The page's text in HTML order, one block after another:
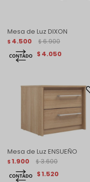
Mesa de Luz DIXON
$ 4.500 $ 6.900
$ 4.050
Mesa de Luz ENSUEÑO
$ 1.900 $ 3.600
$1.520